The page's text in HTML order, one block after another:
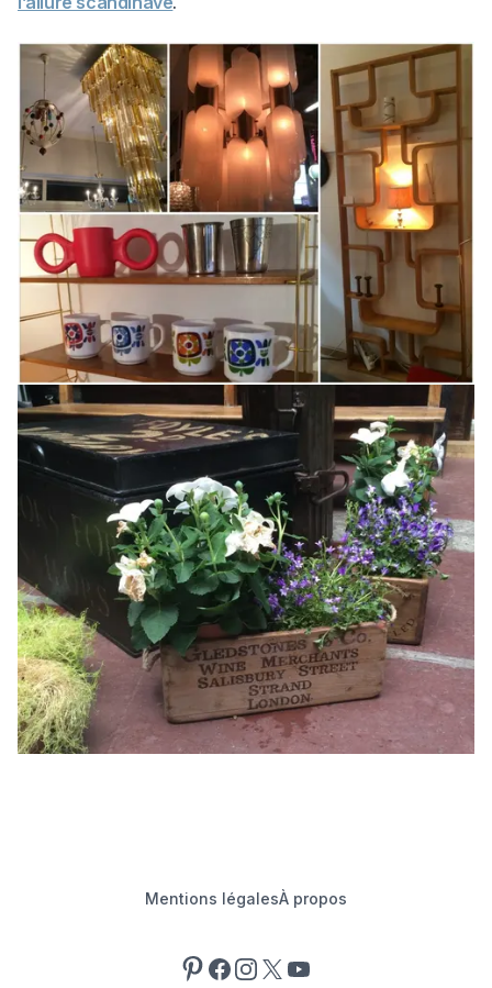
Mentions légalesÀ propos
Pinterest
Facebook
Instagram
X YouTube